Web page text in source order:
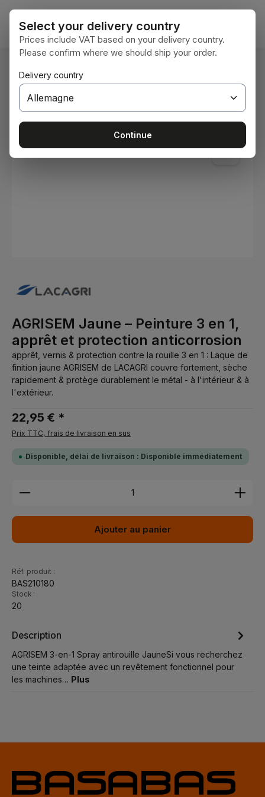
Passer au contenu principal
Vous êtes ici : Accueil
Peintures et vernis
Ignorer la galerie d'images
AGRISEM Jaune – Peinture 3 en 1,
apprêt et protection anticorrosion
apprêt, vernis & protection contre la rouille 3 en 1 : Laque de
finition jaune AGRISEM de LACAGRI couvre fortement, sèche
rapidement & protège durablement le métal - à l'intérieur & à
l'extérieur.
22,95 € *
Prix TTC, frais de livraison en sus
Disponible, délai de livraison : Disponible immédiatement
Quantité de produit : Entrez la quantité
Ajouter au panier
Réf. produit :
BAS210180
Stock :
20
Description
AGRISEM 3-en-1 Spray antirouille JauneSi vous recherchez
une teinte adaptée avec un revêtement fonctionnel pour
les machines… Plus
Select your delivery country
Prices include VAT based on your delivery country.
Please confirm where we should ship your order.
Delivery country
Continue